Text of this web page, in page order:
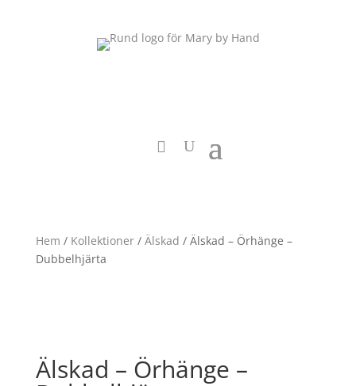
Hem / Kollektioner/ Älskad / Älskad – Örhänge –
Dubbelhjärta
Älskad – Örhänge –